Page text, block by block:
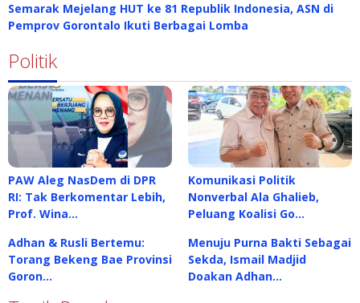
Semarak Mejelang HUT ke 81 Republik Indonesia, ASN di
Pemprov Gorontalo Ikuti Berbagai Lomba
Politik
PAW Aleg NasDem di DPR
RI: Tak Berkomentar Lebih,
Prof. Wina…
Komunikasi Politik
Nonverbal Ala Ghalieb,
Peluang Koalisi Go…
Adhan & Rusli Bertemu:
Torang Bekeng Bae Provinsi
Goron…
Menuju Purna Bakti Sebagai
Sekda, Ismail Madjid
Doakan Adhan…